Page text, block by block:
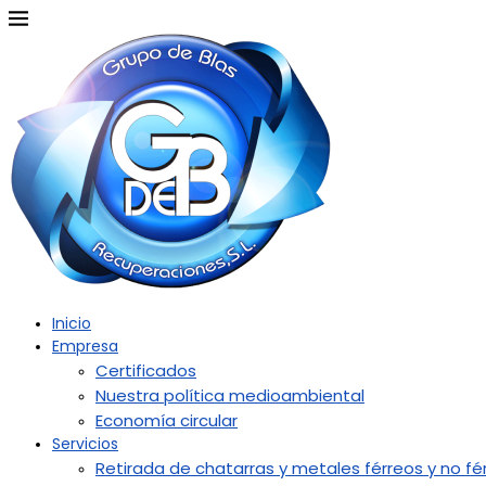
Inicio
Empresa
Certificados
Nuestra política medioambiental
Economía circular
Servicios
Retirada de chatarras y metales férreos y no